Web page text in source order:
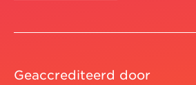
Geaccrediteerd door